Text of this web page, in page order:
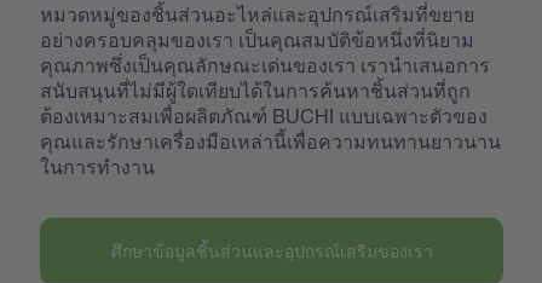
หมวดหมู่ของชิ้นส่วนอะไหล่และอุปกรณ์เสริมที่ขยาย
อย่างครอบคลุมของเรา เป็นคุณสมบัติข้อหนึ่งที่นิยาม
คุณภาพซึ่งเป็นคุณลักษณะเด่นของเรา เรานำเสนอการ
สนับสนุนที่ไม่มีผู้ใดเทียบได้ในการค้นหาชิ้นส่วนที่ถูก
ต้องเหมาะสมเพื่อผลิตภัณฑ์ BUCHI แบบเฉพาะตัวของ
คุณและรักษาเครื่องมือเหล่านี้เพื่อความทนทานยาวนาน
ในการทำงาน
ศึกษาข้อมูลชิ้นส่วนและอุปกรณ์เสริมของเรา